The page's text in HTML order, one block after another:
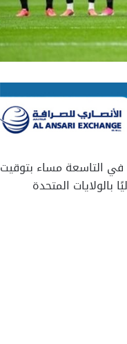
في التاسعة مساء بتوقيت
العالم 2026، والمقامة حاليًا بالولايات المتحدة